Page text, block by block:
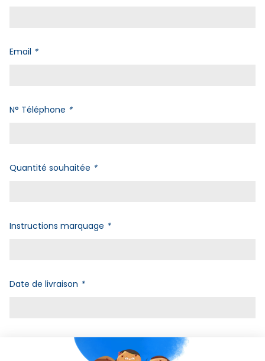
Email *
N° Téléphone *
Quantité souhaitée *
Instructions marquage *
Date de livraison *
Fichier de marquage